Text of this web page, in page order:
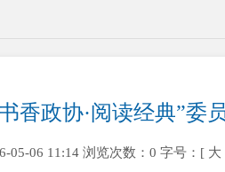
香政协·阅读经典”委
05-06 11:14 浏览次数：0 字号：[ 大